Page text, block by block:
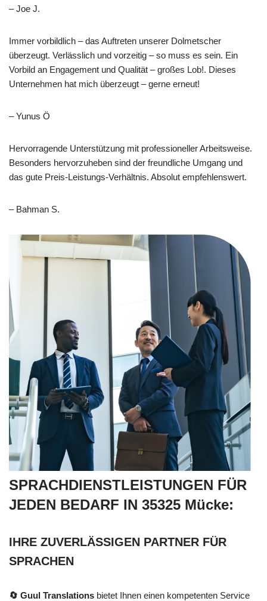
– Joe J.
Immer vorbildlich – das Auftreten unserer Dolmetscher
überzeugt. Verlässlich und vorzeitig – so muss es sein. Ein
Vorbild an Engagement und Qualität – großes Lob!. Dieses
Unternehmen hat mich überzeugt – gerne erneut!
– Yunus Ö
Hervorragende Unterstützung mit professioneller Arbeitsweise.
Besonders hervorzuheben sind der freundliche Umgang und
das gute Preis-Leistungs-Verhältnis. Absolut empfehlenswert.
– Bahman S.
SPRACHDIENSTLEISTUNGEN FÜR
JEDEN BEDARF IN 35325 Mücke:
IHRE ZUVERLÄSSIGEN PARTNER FÜR
SPRACHEN
🔄 Guul Translations bietet Ihnen einen kompetenten Service